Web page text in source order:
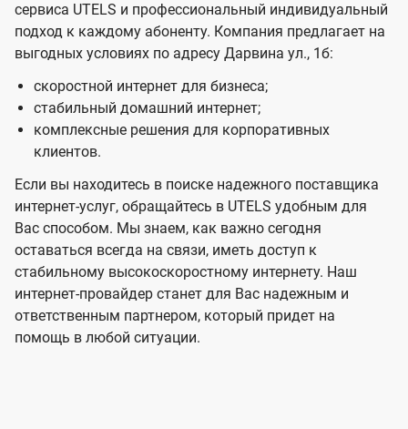
сервиса UTELS и профессиональный индивидуальный
подход к каждому абоненту. Компания предлагает на
выгодных условиях по адресу Дарвина ул., 1б:
скоростной интернет для бизнеса;
стабильный домашний интернет;
комплексные решения для корпоративных
клиентов.
Если вы находитесь в поиске надежного поставщика
интернет-услуг, обращайтесь в UTELS удобным для
Вас способом. Мы знаем, как важно сегодня
оставаться всегда на связи, иметь доступ к
стабильному высокоскоростному интернету. Наш
интернет-провайдер станет для Вас надежным и
ответственным партнером, который придет на
помощь в любой ситуации.